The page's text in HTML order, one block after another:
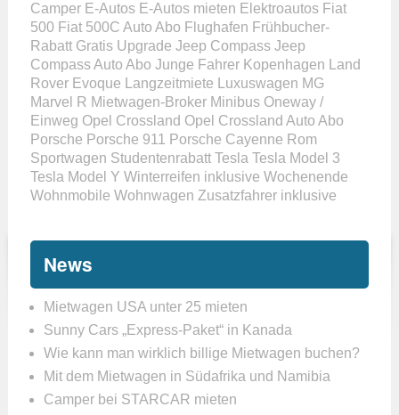
Camper E-Autos E-Autos mieten Elektroautos Fiat
500 Fiat 500C Auto Abo Flughafen Frühbucher-
Rabatt Gratis Upgrade Jeep Compass Jeep
Compass Auto Abo Junge Fahrer Kopenhagen
Land
Rover Evoque
Langzeitmiete Luxuswagen MG
Marvel R Mietwagen-Broker Minibus Oneway /
Einweg Opel Crossland Opel Crossland Auto Abo
Porsche Porsche 911 Porsche Cayenne Rom
Sportwagen Studentenrabatt Tesla Tesla Model 3
Tesla Model Y Winterreifen inklusive Wochenende
Wohnmobile Wohnwagen Zusatzfahrer inklusive
News
Mietwagen USA unter 25 mieten
Sunny Cars „Express-Paket“ in Kanada
Wie kann man wirklich billige Mietwagen buchen?
Mit dem Mietwagen in Südafrika und Namibia
Camper bei STARCAR mieten